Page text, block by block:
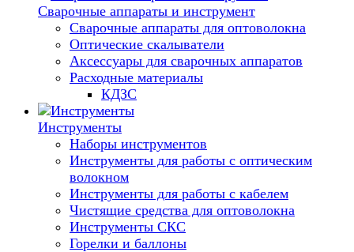
Сварочные аппараты и инструмент
Сварочные аппараты для оптоволокна
Оптические скалыватели
Аксессуары для сварочных аппаратов
Расходные материалы
КДЗС
Инструменты
Наборы инструментов
Инструменты для работы с оптическим
волокном
Инструменты для работы с кабелем
Чистящие средства для оптоволокна
Инструменты СКС
Горелки и баллоны